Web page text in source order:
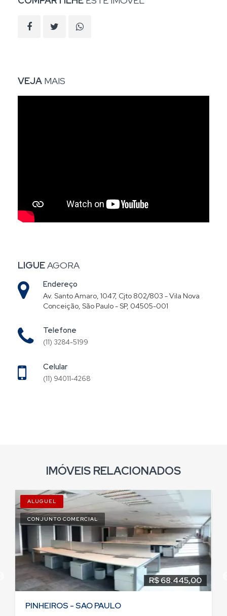
VEJA MAIS
LIGUEAGORA
Endereço
Av. Santo Amaro, 1047, Cjto 802/803 - Vila Nova
Conceição, São Paulo - SP, 04505-001
Telefone
(11) 3284-5199
Celular
(11) 94011-4268
IMÓVEIS RELACIONADOS
ALUGUEL
CONJUNTO COMERCIAL
R$ 68.445,00
PINHEIROS - SAO PAULO